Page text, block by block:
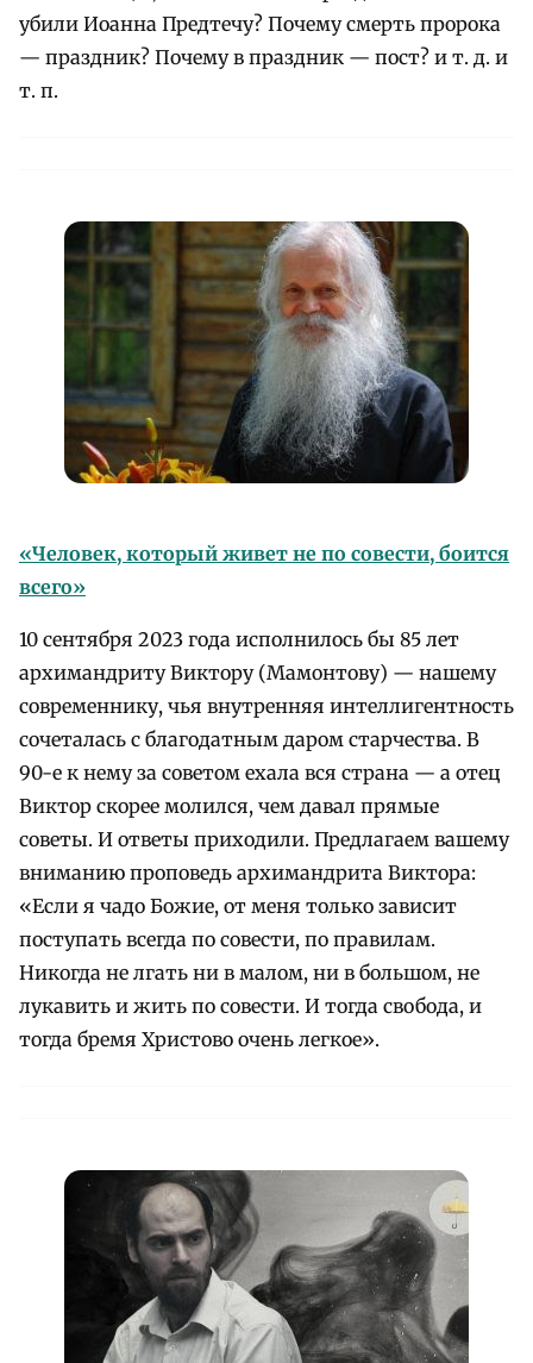
убили Иоанна Предтечу? Почему смерть пророка
— праздник? Почему в праздник — пост? и т. д. и
т. п.
«Человек, который живет не по совести, боится
всего»
10 сентября 2023 года исполнилось бы 85 лет
архимандриту Виктору (Мамонтову) — нашему
современнику, чья внутренняя интеллигентность
сочеталась с благодатным даром старчества. В
90-е к нему за советом ехала вся страна — а отец
Виктор скорее молился, чем давал прямые
советы. И ответы приходили. Предлагаем вашему
вниманию проповедь архимандрита Виктора:
«Если я чадо Божие, от меня только зависит
поступать всегда по совести, по правилам.
Никогда не лгать ни в малом, ни в большом, не
лукавить и жить по совести. И тогда свобода, и
тогда бремя Христово очень легкое».